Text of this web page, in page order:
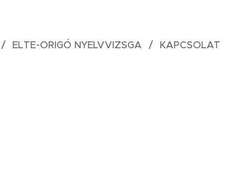
ELTE-ORIGÓ NYELVVIZSGA KAPCSOLAT